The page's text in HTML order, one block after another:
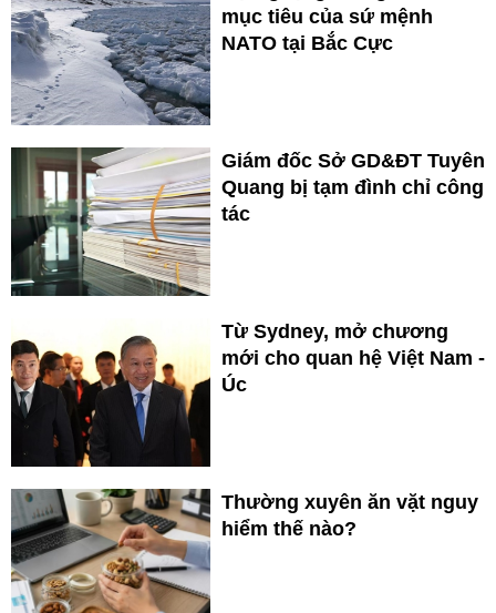
mục tiêu của sứ mệnh
NATO tại Bắc Cực
Giám đốc Sở GD&ĐT Tuyên
Quang bị tạm đình chỉ công
tác
Từ Sydney, mở chương
mới cho quan hệ Việt Nam -
Úc
Thường xuyên ăn vặt nguy
hiểm thế nào?